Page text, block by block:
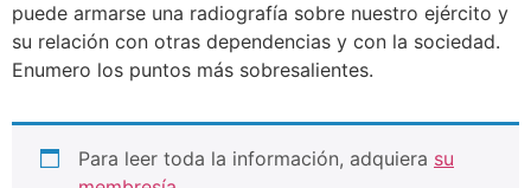
puede armarse una radiografía sobre nuestro ejército y
su relación con otras dependencias y con la sociedad.
Enumero los puntos más sobresalientes.
Para leer toda la información, adquiera su